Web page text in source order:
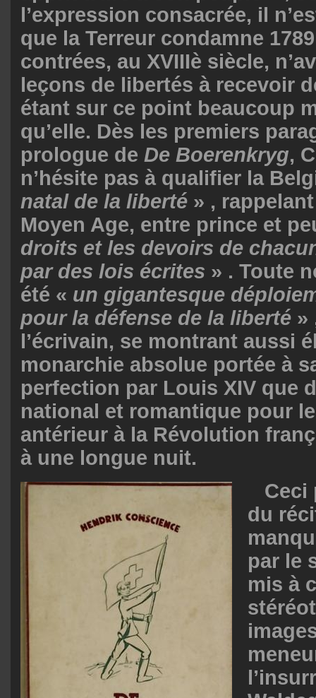
l’expression consacrée, il
que la Terreur condamne
contrées, au XVIIIè siècle,
leçons de libertés à recevoir
étant sur ce point beaucoup
qu’elle. Dès les premiers
prologue de De Boerenkryg,
n’hésite pas à qualifier la
natal de la liberté » ,
Moyen Age, entre prince et
droits et les devoirs de
par des lois écrites » . Toute
été « un gigantesque
pour la défense de la liberté »
l’écrivain, se montrant aussi
monarchie absolue portée à
perfection par Louis XIV que
national et romantique pour
antérieur à la Révolution
à une longue nuit.
Ceci
du
par le
mis à